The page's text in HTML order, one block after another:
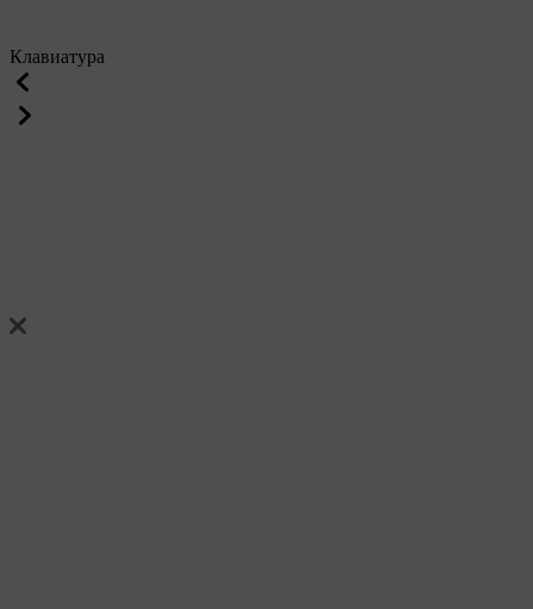
Клавиатура